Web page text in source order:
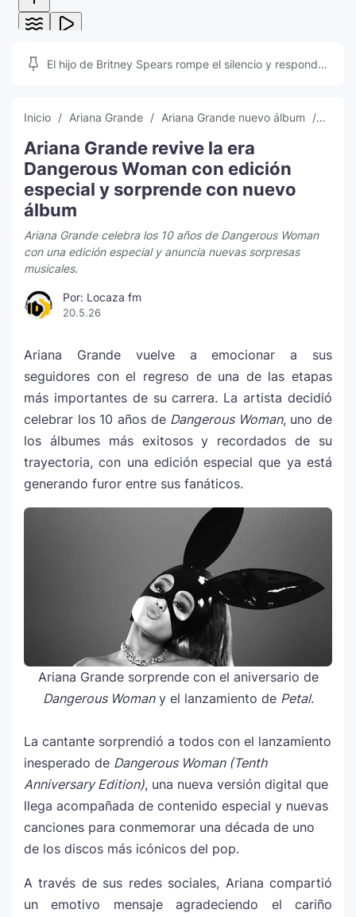
El hijo de Britney Spears rompe el silencio y responde
Inicio Ariana Grande Ariana Grande nuevo álbum
Ariana Grande revive la era
Dangerous Woman con edición
especial y sorprende con nuevo
álbum
Ariana Grande celebra los 10 años de Dangerous Woman
con una edición especial y anuncia nuevas sorpresas
musicales.
Por: Locaza fm
20.5.26
Ariana Grandevuelve a emocionar a sus
seguidores con el regreso de una de las etapas
más importantes de su carrera. La artista decidió
celebrar los 10 años de Dangerous Woman, uno de
los álbumes más exitosos y recordados de su
trayectoria, con una edición especial que ya está
generando furor entre sus fanáticos.
Ariana Grande sorprende con el aniversario de
Dangerous Womany el lanzamiento de Petal.
La cantante sorprendió a todos con el lanzamiento
inesperado de Dangerous Woman (Tenth
Anniversary Edition), una nueva versión digital que
llega acompañada de contenido especial y nuevas
canciones para conmemorar una década de uno
de los discos más icónicos del pop.
A través de sus redes sociales, Ariana compartió
un emotivo mensaje agradeciendo el cariño